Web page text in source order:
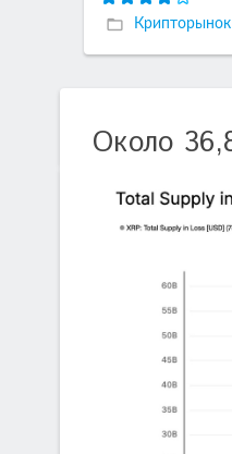
Крипторынок
Около